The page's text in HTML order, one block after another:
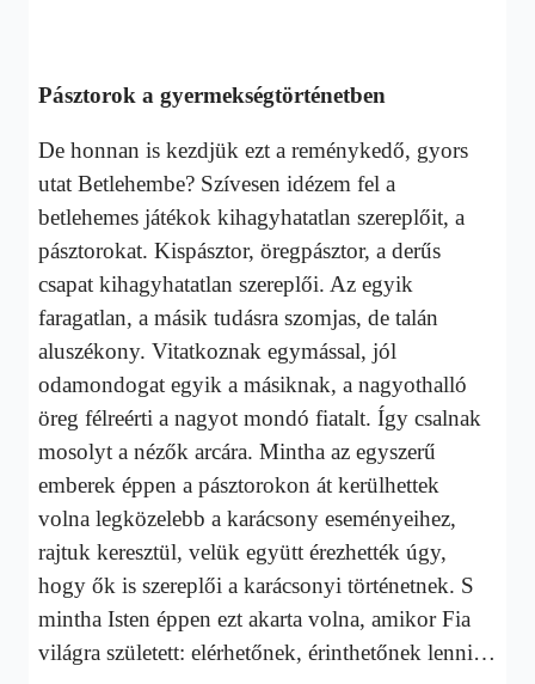
Pásztorok a gyermekségtörténetben
De honnan is kezdjük ezt a reménykedő, gyors
utat Betlehembe? Szívesen idézem fel a
betlehemes játékok kihagyhatatlan szereplőit, a
pásztorokat. Kispásztor, öregpásztor, a derűs
csapat kihagyhatatlan szereplői. Az egyik
faragatlan, a másik tudásra szomjas, de talán
aluszékony. Vitatkoznak egymással, jól
odamondogat egyik a másiknak, a nagyothalló
öreg félreérti a nagyot mondó fiatalt. Így csalnak
mosolyt a nézők arcára. Mintha az egyszerű
emberek éppen a pásztorokon át kerülhettek
volna legközelebb a karácsony eseményeihez,
rajtuk keresztül, velük együtt érezhették úgy,
hogy ők is szereplői a karácsonyi történetnek. S
mintha Isten éppen ezt akarta volna, amikor Fia
világra született: elérhetőnek, érinthetőnek lenni…